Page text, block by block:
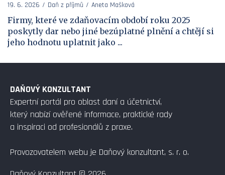
19. 6. 2026 Daň z příjmů Aneta Mašková
Firmy, které ve zdaňovacím období roku 2025
poskytly dar nebo jiné bezúplatné plnění a chtějí si
jeho hodnotu uplatnit jako ...
DAŇOVÝ KONZULTANT
Expertní portál pro oblast daní a účetnictví,
který nabízí ověřené informace, praktické rady
a inspiraci od profesionálů z praxe.
Provozovatelem webu je Daňový konzultant, s. r. o.